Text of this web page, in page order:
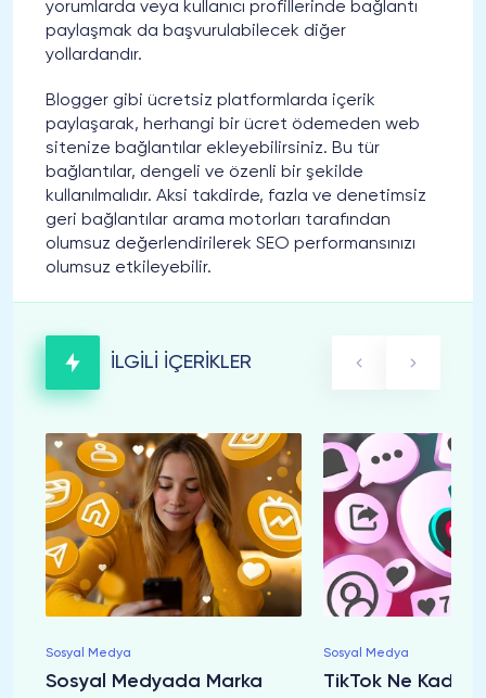
yorumlarda veya kullanıcı profillerinde bağlantı
paylaşmak da başvurulabilecek diğer
yollardandır.
Blogger gibi ücretsiz platformlarda içerik
paylaşarak, herhangi bir ücret ödemeden web
sitenize bağlantılar ekleyebilirsiniz. Bu tür
bağlantılar, dengeli ve özenli bir şekilde
kullanılmalıdır. Aksi takdirde, fazla ve denetimsiz
geri bağlantılar arama motorları tarafından
olumsuz değerlendirilerek SEO performansınızı
olumsuz etkileyebilir.
İLGİLİ İÇERİKLER
Sosyal Medya
Sosyal Medyada Marka
Sosyal Medya
TikTok Ne Kadar